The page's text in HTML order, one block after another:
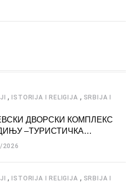
, ISTORIJA I RELIGIJA , SRBIJA I
ДВОРСКИ КОМПЛЕКС
–ТУРИСТИЧКА
2026
, ISTORIJA I RELIGIJA , SRBIJA I